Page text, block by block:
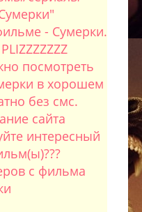
- Сумерки.
посмотреть
в хорошем
без смс.
сайта
интересный
с фильма